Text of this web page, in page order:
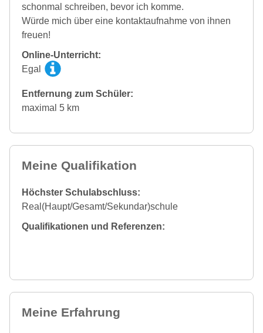
schonmal schreiben, bevor ich komme.
Würde mich über eine kontaktaufnahme von ihnen
freuen!
Online-Unterricht:
Egal
Entfernung zum Schüler:
maximal 5 km
Meine Qualifikation
Höchster Schulabschluss:
Real(Haupt/Gesamt/Sekundar)schule
Qualifikationen und Referenzen:
Meine Erfahrung